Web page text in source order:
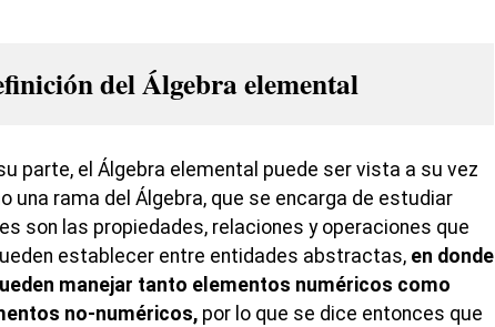
del Álgebra elemental
parte, el Álgebra elemental puede ser vista a su vez
una rama del Álgebra, que se encarga de estudiar
son las propiedades, relaciones y operaciones que
establecer entre entidades abstractas, en donde
manejar tanto elementos numéricos como
no-numéricos, por lo que se dice entonces que